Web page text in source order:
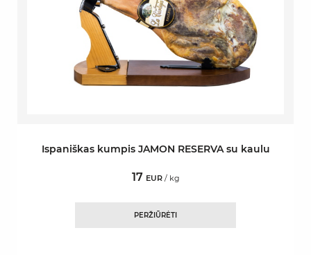
Ispaniškas kumpis JAMON RESERVA su kaulu
17 EUR / kg
PERŽIŪRĖTI